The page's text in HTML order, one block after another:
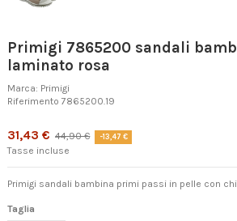
Primigi 7865200 sandali
laminato rosa
Marca: Primigi
Riferimento 7865200.19
31,43 € 44,90 € -13,47 €
Tasse incluse
Primigi sandali bambina primi passi in pelle con
Taglia